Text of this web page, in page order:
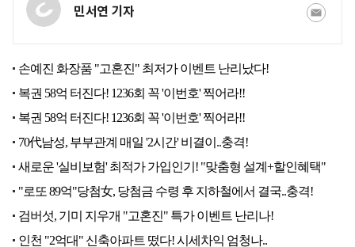
민서연 기자